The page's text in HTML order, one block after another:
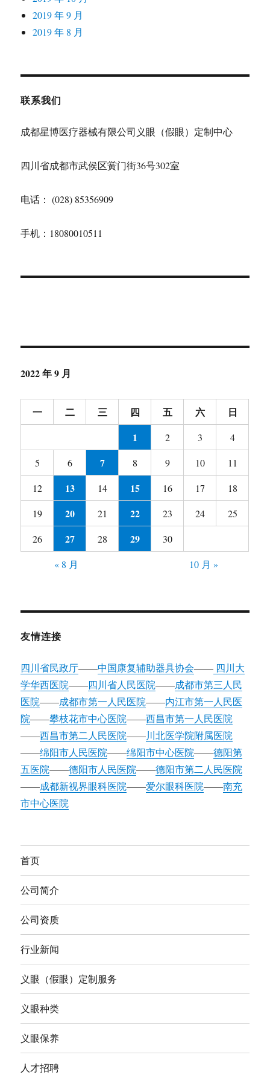
2019 年 9 月
2019 年 8 月
联系我们
成都星博医疗器械有限公司义眼（假眼）定制中心
四川省成都市武侯区黉门街36号302室
电话： (028) 85356909
手机：18080010511
2022 年 9 月
一 二 三 四 五 六
日
1
2 3
4
5
6 7 8 9 10
11
12
13 14 15 16 17
18
19
20 21 22 23 24
25
26
27 28 29
30
« 8 月
10 月 »
友情连接
四川省民政厅——中国康复辅助器具协会—— 四川大
学华西医院——四川省人民医院——成都市第三人民
医院——成都市第一人民医院——内江市第一人民医
院——攀枝花市中心医院——西昌市第一人民医院
——西昌市第二人民医院——川北医学院附属医院
——绵阳市人民医院——绵阳市中心医院——德阳第
五医院——德阳市人民医院——德阳市第二人民医院
——成都新视界眼科医院——爱尔眼科医院——南充
市中心医院
首页
公司简介
公司资质
行业新闻
义眼（假眼）定制服务
义眼种类
义眼保养
人才招聘